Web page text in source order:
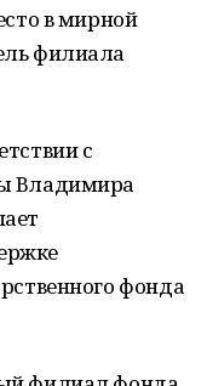
в мирной
филиала
с
Владимира
фонда